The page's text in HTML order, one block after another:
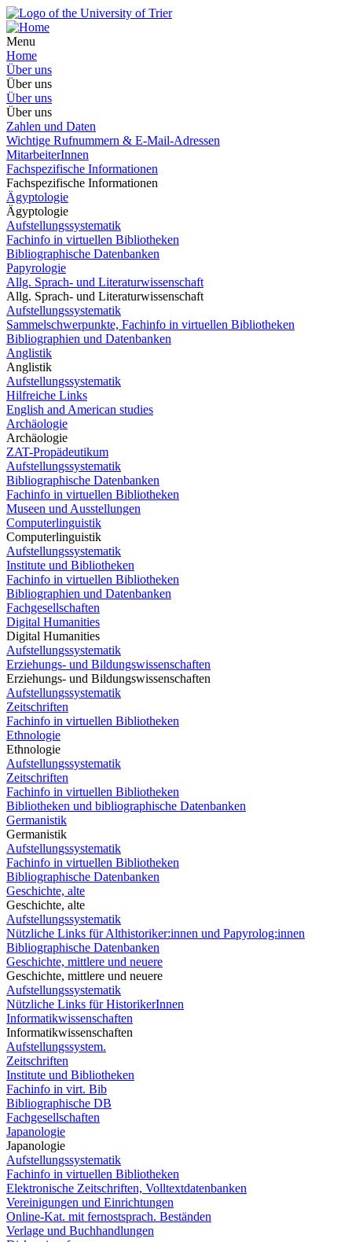
Menu
Home
Über uns
Über uns
Über uns
Über uns
Zahlen und Daten
Wichtige Rufnummern & E-Mail-Adressen
MitarbeiterInnen
Fachspezifische Informationen
Fachspezifische Informationen
Ägyptologie
Ägyptologie
Aufstellungssystematik
Fachinfo in virtuellen Bibliotheken
Bibliographische Datenbanken
Papyrologie
Allg. Sprach- und Literaturwissenschaft
Allg. Sprach- und Literaturwissenschaft
Aufstellungssystematik
Sammelschwerpunkte, Fachinfo in virtuellen Bibliotheken
Bibliographien und Datenbanken
Anglistik
Anglistik
Aufstellungssystematik
Hilfreiche Links
English and American studies
Archäologie
Archäologie
ZAT-Propädeutikum
Aufstellungssystematik
Bibliographische Datenbanken
Fachinfo in virtuellen Bibliotheken
Museen und Ausstellungen
Computerlinguistik
Computerlinguistik
Aufstellungssystematik
Institute und Bibliotheken
Fachinfo in virtuellen Bibliotheken
Bibliographien und Datenbanken
Fachgesellschaften
Digital Humanities
Digital Humanities
Aufstellungssystematik
Erziehungs- und Bildungswissenschaften
Erziehungs- und Bildungswissenschaften
Aufstellungssystematik
Zeitschriften
Fachinfo in virtuellen Bibliotheken
Ethnologie
Ethnologie
Aufstellungssystematik
Zeitschriften
Fachinfo in virtuellen Bibliotheken
Bibliotheken und bibliographische Datenbanken
Germanistik
Germanistik
Aufstellungssystematik
Fachinfo in virtuellen Bibliotheken
Bibliographische Datenbanken
Geschichte, alte
Geschichte, alte
Aufstellungssystematik
Nützliche Links für Althistoriker:innen und Papyrolog:innen
Bibliographische Datenbanken
Geschichte, mittlere und neuere
Geschichte, mittlere und neuere
Aufstellungssystematik
Nützliche Links für HistorikerInnen
Informatikwissenschaften
Informatikwissenschaften
Aufstellungssystem.
Zeitschriften
Institute und Bibliotheken
Fachinfo in virt. Bib
Bibliographische DB
Fachgesellschaften
Japanologie
Japanologie
Aufstellungssystematik
Fachinfo in virtuellen Bibliotheken
Elektronische Zeitschriften, Volltextdatenbanken
Vereinigungen und Einrichtungen
Online-Kat. mit fernostsprach. Beständen
Verlage und Buchhandlungen